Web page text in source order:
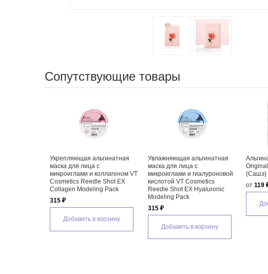
Сопутствующие товары
Укрепляющая альгинатная
маска для лица с
микроиглами и коллагеном VT
Cosmetics Reedle Shot EX
Collagen Modeling Pack
315 ₽
Добавить в корзину
Увлажняющая альгинатная
маска для лица с
микроиглами и гиалуроновой
кислотой VT Cosmetics
Reedle Shot EX Hyaluronic
Modeling Pack
315 ₽
Добавить в корзину
(Сашэ)
от119